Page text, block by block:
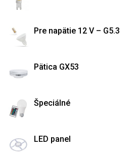
Pre napätie 12 V – G5.3
Pätica GX53
Špeciálné
LED panel